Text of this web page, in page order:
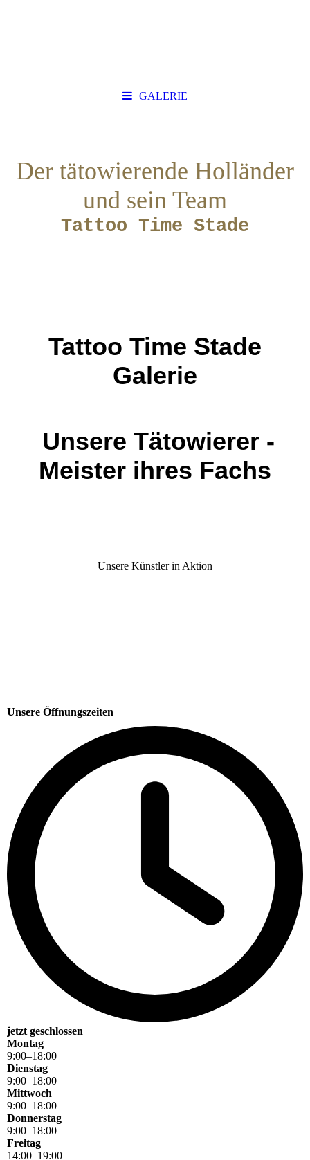
GALERIE
Der tätowierende Holländer
und sein Team
Tattoo Time Stade
Tattoo Time Stade
Galerie
Unsere Tätowierer -
Meister ihres Fachs
Unsere Künstler in Aktion
Unsere Öffnungszeiten
jetzt geschlossen
Montag
9:00–18:00
Dienstag
9:00–18:00
Mittwoch
9:00–18:00
Donnerstag
9:00–18:00
Freitag
14:00–19:00